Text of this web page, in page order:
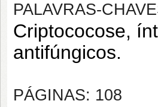
PALAVRAS-
Criptococose,
antifúngicos.
PÁGINAS: 108